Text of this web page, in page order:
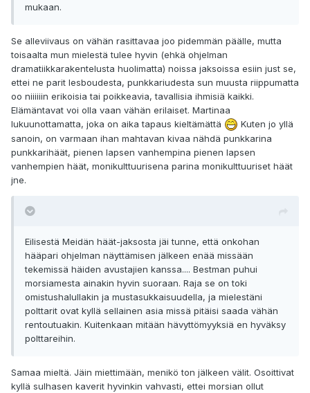
mukaan.
Se alleviivaus on vähän rasittavaa joo pidemmän päälle, mutta
toisaalta mun mielestä tulee hyvin (ehkä ohjelman
dramatiikkarakentelusta huolimatta) noissa jaksoissa esiin just se,
ettei ne parit lesboudesta, punkkariudesta sun muusta riippumatta
oo niiiiiin erikoisia tai poikkeavia, tavallisia ihmisiä kaikki.
Elämäntavat voi olla vaan vähän erilaiset. Martinaa
lukuunottamatta, joka on aika tapaus kieltämättä
Kuten jo yllä
sanoin, on varmaan ihan mahtavan kivaa nähdä punkkarina
punkkarihäät, pienen lapsen vanhempina pienen lapsen
vanhempien häät, monikulttuurisena parina monikulttuuriset häät
jne.
Eilisestä Meidän häät-jaksosta jäi tunne, että onkohan
hääpari ohjelman näyttämisen jälkeen enää missään
tekemissä häiden avustajien kanssa.... Bestman puhui
morsiamesta ainakin hyvin suoraan. Raja se on toki
omistushalullakin ja mustasukkaisuudella, ja mielestäni
polttarit ovat kyllä sellainen asia missä pitäisi saada vähän
rentoutuakin. Kuitenkaan mitään hävyttömyyksiä en hyväksy
polttareihin.
Samaa mieltä. Jäin miettimään, menikö ton jälkeen välit. Osoittivat
kyllä sulhasen kaverit hyvinkin vahvasti, ettei morsian ollut